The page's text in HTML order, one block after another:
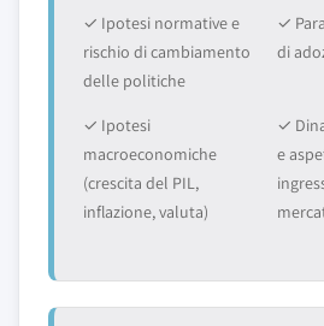
✓ Ipotesi normative e
rischio di cambiamento
delle politiche
✓
di
✓ Ipotesi
macroeconomiche
(crescita del PIL,
inflazione, valuta)
✓
e